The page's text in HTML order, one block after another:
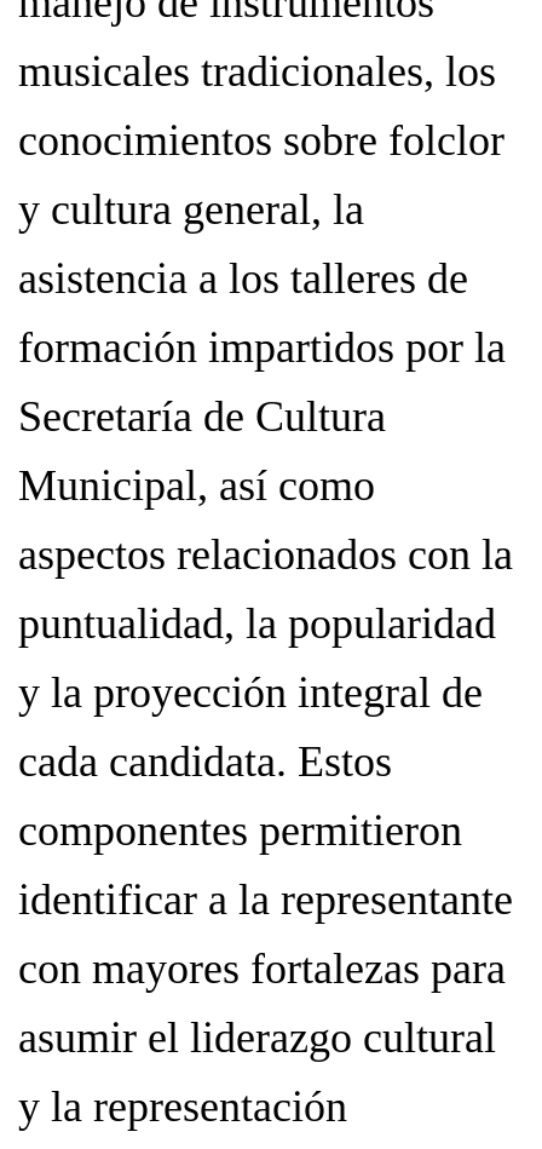
musicales tradicionales, los
conocimientos sobre folclor
y cultura general, la
asistencia a los talleres de
formación impartidos por la
Secretaría de Cultura
Municipal, así como
aspectos relacionados con la
puntualidad, la popularidad
y la proyección integral de
cada candidata. Estos
componentes permitieron
identificar a la representante
con mayores fortalezas para
asumir el liderazgo cultural
y la representación